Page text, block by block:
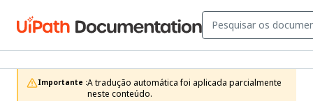
Importante :A tradução automática foi aplicada parcialmente
neste conteúdo.